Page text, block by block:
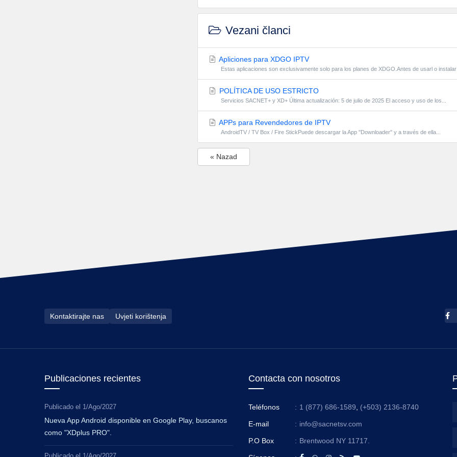
Vezani članci
Apliciones para XDGO IPTV
Estas aplicaciones son exclusivamente solo para los planes de XDGO.Antes de usarl o instalar
POLÍTICA DE USO ESTRICTO
Servicios SACNET+ y XD+ Última actualización: 5 de julio de 2025 El acceso y uso de los...
APPs para Revendedores de IPTV
AndroidTV / TV Box / Fire StickPuede descargar la App ''Downloader'' y a través de ella...
« Nazad
Kontaktirajte nas Uvjeti korištenja
Publicaciones recientes
Publicado el 1/Ago/2027
Nueva App Android disponible en Google Play, buscanos
como "XDplus PRO".
Contacta con nosotros
Teléfonos : 1 (877) 686-1589 (+503) 2136-8740
E-mail : info@sacnetsv.com
P.O Box : Brentwood NY 11717.